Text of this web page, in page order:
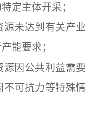
定主体开采；
未达到有关产业
能要求；
因公共利益需要
不可抗力等特殊情